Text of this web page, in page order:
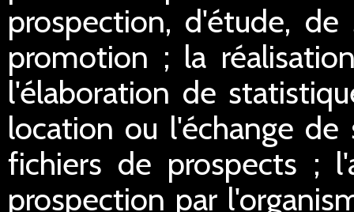
prospection, d'étude,
promotion ; la
l'élaboration de
location ou l'échange
fichiers de prospects ;
prospection par